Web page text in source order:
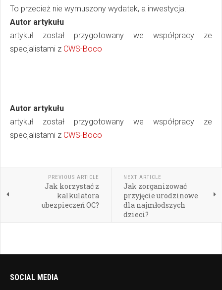
To przecież nie wymuszony wydatek, a inwestycja.
Autor artykułu
artykuł został przygotowany we współpracy ze
specjalistami z CWS-Boco
Autor artykułu
artykuł został przygotowany we współpracy ze
specjalistami z CWS-Boco
PREVIOUS ARTICLE
Jak korzystać z
kalkulatora
ubezpieczeń OC?
NEXT ARTICLE
Jak zorganizować
przyjęcie urodzinowe
dla najmłodszych
dzieci?
SOCIAL MEDIA